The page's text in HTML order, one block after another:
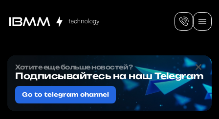
Хотите еще больше новостей?
Подписывайтесь на наш Telegram
Go to telegram channel